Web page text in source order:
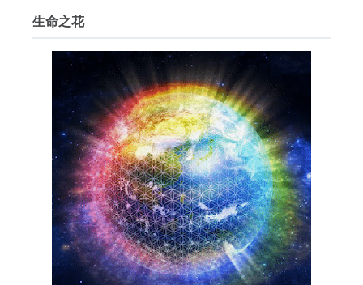
生命之花